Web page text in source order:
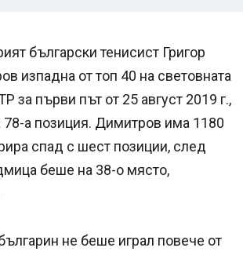
български тенисист Григор
изпадна от топ 40 на световната
за първи път от 25 август 2019 г.,
78-а позиция. Димитров има 1180
спад с шест позиции, след
беше на 38-о място,
не беше играл повече от